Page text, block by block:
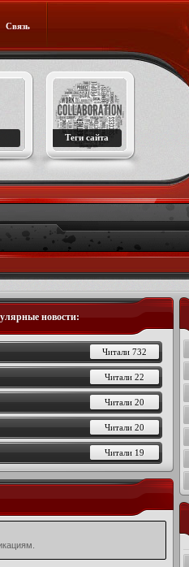
Связь
Теги сайта
новости:
Читали 732
Читали 22
Читали 20
Читали 20
Читали 19